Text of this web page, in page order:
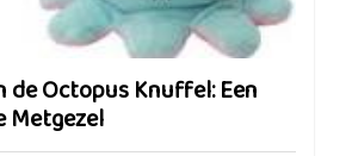
de Octopus Knuffel: Een
Metgezel